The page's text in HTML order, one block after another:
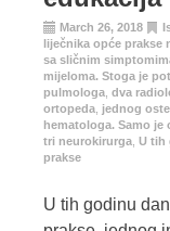
March 26, 2018
liječnika opće prakse
sa sličnim
mijeloma. Stoga je
pulmologa dva
ortopeda jednog
hematologa. Samo
tri neurokirurga U tih
prakse
U tih godinu